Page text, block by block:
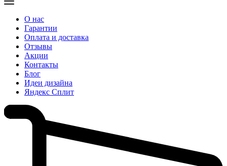
О нас
Гарантии
Оплата и доставка
Отзывы
Акции
Контакты
Блог
Идеи дизайна
Яндекс Сплит